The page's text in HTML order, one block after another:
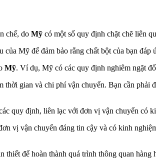
chế, do Mỹ có một số quy định chặt chẽ liên
Mỹ để đảm bảo rằng chất bột của bạn
Mỹ. Ví dụ, Mỹ có các quy định nghiêm ngặt
thời gian và chi phí vận chuyển. Bạn cần phải
quy định, liên lạc với đơn vị vận chuyển có
vị vận chuyển đáng tin cậy và có kinh
để hoàn thành quá trình thông quan